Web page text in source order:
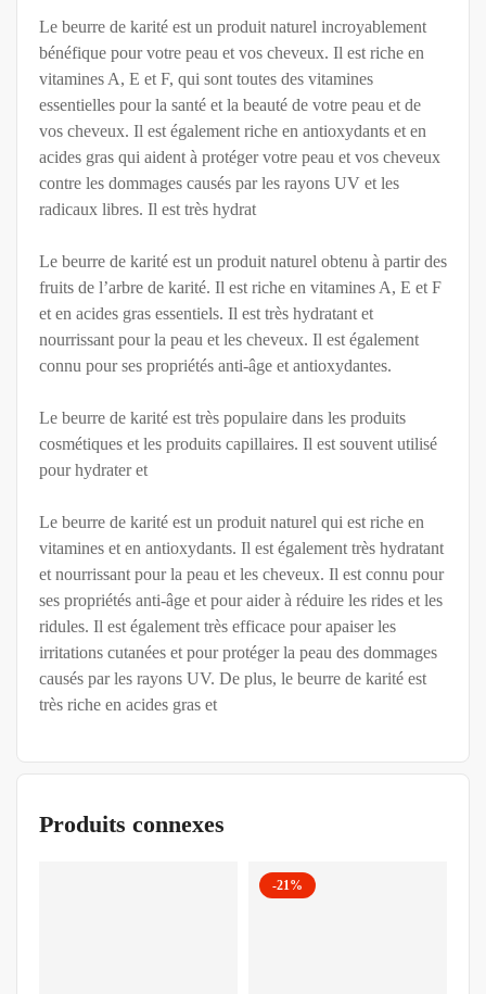
Le beurre de karité est un produit naturel incroyablement
bénéfique pour votre peau et vos cheveux. Il est riche en
vitamines A, E et F, qui sont toutes des vitamines
essentielles pour la santé et la beauté de votre peau et de
vos cheveux. Il est également riche en antioxydants et en
acides gras qui aident à protéger votre peau et vos cheveux
contre les dommages causés par les rayons UV et les
radicaux libres. Il est très hydrat
Le beurre de karité est un produit naturel obtenu à partir des
fruits de l’arbre de karité. Il est riche en vitamines A, E et F
et en acides gras essentiels. Il est très hydratant et
nourrissant pour la peau et les cheveux. Il est également
connu pour ses propriétés anti-âge et antioxydantes.
Le beurre de karité est très populaire dans les produits
cosmétiques et les produits capillaires. Il est souvent utilisé
pour hydrater et
Le beurre de karité est un produit naturel qui est riche en
vitamines et en antioxydants. Il est également très hydratant
et nourrissant pour la peau et les cheveux. Il est connu pour
ses propriétés anti-âge et pour aider à réduire les rides et les
ridules. Il est également très efficace pour apaiser les
irritations cutanées et pour protéger la peau des dommages
causés par les rayons UV. De plus, le beurre de karité est
très riche en acides gras et
Produits connexes
-21%